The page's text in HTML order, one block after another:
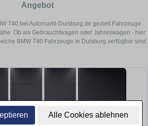
Alle Cookies ablehnen
Angebot
740 bei Automarkt-Duisburg.de gezielt Fahrzeuge
Ob als Gebrauchtwagen oder Jahreswagen - hier
BMW 740 Fahrzeuge in Duisburg verfügbar sind.